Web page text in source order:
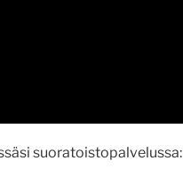
suoratoistopalvelussa: